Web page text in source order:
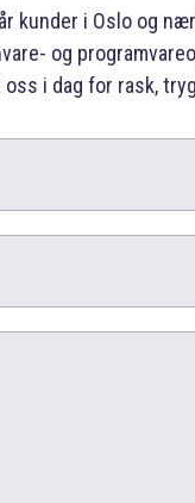
kunder i Oslo og
og
i dag for rask,